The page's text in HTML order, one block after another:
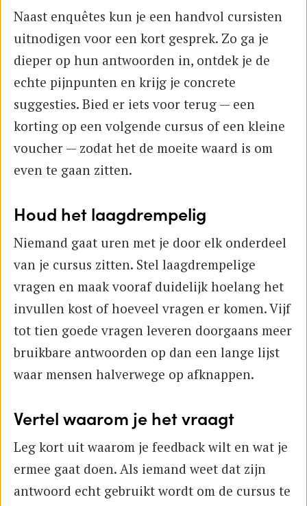
Naast enquêtes kun je een handvol cursisten
uitnodigen voor een kort gesprek. Zo ga je
dieper op hun antwoorden in, ontdek je de
echte pijnpunten en krijg je concrete
suggesties. Bied er iets voor terug — een
korting op een volgende cursus of een kleine
voucher — zodat het de moeite waard is om
even te gaan zitten.
Houd het laagdrempelig
Niemand gaat uren met je door elk onderdeel
van je cursus zitten. Stel laagdrempelige
vragen en maak vooraf duidelijk hoelang het
invullen kost of hoeveel vragen er komen. Vijf
tot tien goede vragen leveren doorgaans meer
bruikbare antwoorden op dan een lange lijst
waar mensen halverwege op afknappen.
Vertel waarom je het vraagt
Leg kort uit waarom je feedback wilt en wat je
ermee gaat doen. Als iemand weet dat zijn
antwoord echt gebruikt wordt om de cursus te